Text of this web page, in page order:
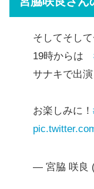
そしてそして
19時からは
サナキで出
お楽しみに！
— 宮脇 咲良